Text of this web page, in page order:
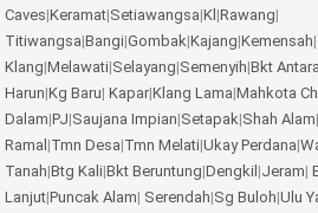
Caves|Keramat|Setiawangsa|Kl |Rawang|
Titiwangsa|Bangi|Gombak|Kajang|Kemensah|
Klang|Melawati|Selayang|Semenyih|Bkt
Harun|Kg Baru| Kapar|Klang Lama|Mahkota
Dalam|PJ|Saujana Impian|Setapak|Shah Alam|
Ramal |Tmn Desa|Tmn Melati|Ukay Perdana|
Tanah|Btg Kali|Bkt Beruntung|Dengkil |Jeram|
Lanjut|Puncak Alam| Serendah|Sg Buloh|Ulu